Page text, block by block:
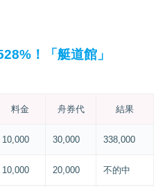
！「艇道館」
料金 舟券代 結果
10,000 30,000 338,000
10,000 20,000 不的中